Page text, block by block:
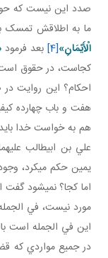
صدد اين نيست که
ما به اطلاقش تمسک
الْأَيْمَانِ»[4] بعد فرمود
کجاست، در حقوق
احکام؟ اين روايت در
هفت و باب چهارده
هم به خواست خدا
علي بن ابيطالب
يمين حکم مي کرد،
اما کجا؟ نمي شود
مورد نيست، في
اين في الجمله است
در جميع مواردي که